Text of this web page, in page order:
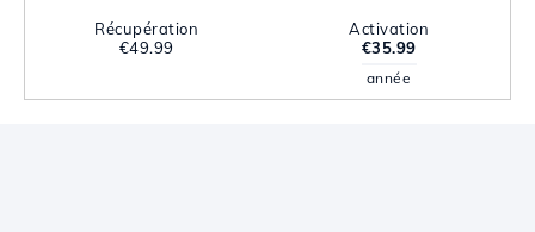
Récupération
€49.99
Activation
€35.99
année